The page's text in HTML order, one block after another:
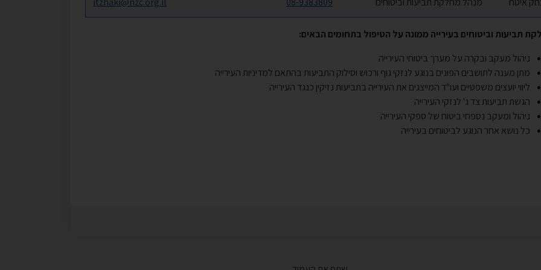
תביעות וביטוחים בעירייה ממונה על הטיפול בתחומים הבאים:
ניהול מעקב ובקרה על מערך ביטוחי העירייה
מתן מענה לתושבים הפונים בנוגע לנזקי גוף ורכוש וסילוק התביעות בהתאם למדיניות העירייה
ליווי יועצים משפטיים ועו"ד המייצגים את העירייה בתביעות נזיקין כנגד העירייה
הגשת תביעות צד ג' לנזקי העירייה
ניהול ומעקב נספחי ביטוח של ספקי העירייה
כל נושא אחר הנוגע לביטוחים בעירייה